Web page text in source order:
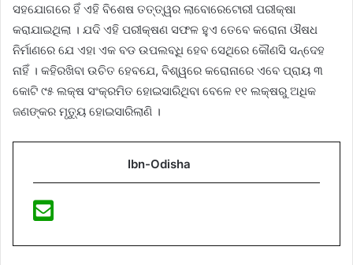
ସହଯୋଗରେ ହିଁ ଏହି ବିଶେଷ ତତ୍ତ୍ୱର ଲାବୋରେଟୋରୀ ପରୀକ୍ଷା
କରାଯାଇଥିଲା । ଯଦି ଏହି ପରୀକ୍ଷଣ ସଫଳ ହୁଏ ତେବେ କରୋନା ଔଷଧ
ନିର୍ମାଣରେ ଯେ ଏହା ଏକ ବଡ ଉପଲବ୍ଧି ହେବ ସେଥିରେ କୌଣସି ସନ୍ଦେହ
ନାହିଁ । କହିରଖିବା ଉଚିତ ହେବଯେ, ବିଶ୍ୱରେ କରୋନାରେ ଏବେ ପ୍ରାୟ ୩
କୋଟି ୯୫ ଲକ୍ଷ ସଂକ୍ରମିତ ହୋଇସାରିଥିବା ବେଳେ ୧୧ ଲକ୍ଷରୁ ଅଧିକ
ଜଣଙ୍କର ମୃତ୍ୟୁ ହୋଇସାରିଲାଣି ।
Ibn-Odisha